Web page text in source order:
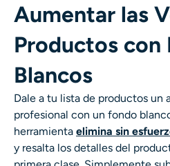
Aumentar las
Productos con
Blancos
Dale a tu lista de productos un
profesional con un fondo
herramienta elimina sin
y resalta los detalles del